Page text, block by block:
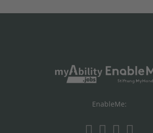
EnableMe: